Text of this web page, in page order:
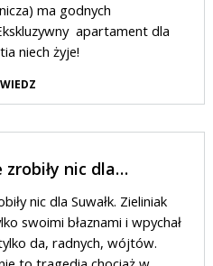
ma godnych
apartament dla
niech żyje!
zrobiły nic dla…
nic dla Suwałk. Zieliniak
swoimi błaznami i wpychał
da, radnych, wójtów.